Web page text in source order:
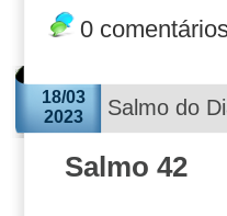
0
18/03
2023
Salmo do
Salmo 42